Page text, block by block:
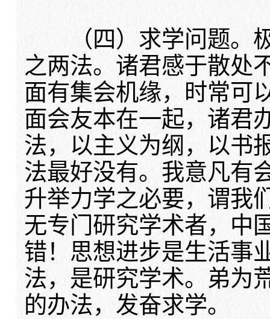
（四）求学问题。极
之两法。诸君感于散处
面有集会机缘，时常可
面会友本在一起，诸君
法，以主义为纲，以书
法最好没有。我意凡有
升举力学之必要，谓我
无专门研究学术者，中
错！思想进步是生活事
法，是研究学术。弟为
的办法，发奋求学。